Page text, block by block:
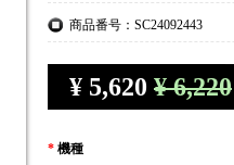
商品番号：SC24092443
¥ 5,620 ¥ 6,220
* 機種